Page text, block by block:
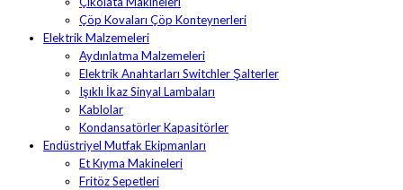
Çöp Kovaları Çöp Konteynerleri
Elektrik Malzemeleri
Aydınlatma Malzemeleri
Elektrik Anahtarları Switchler Şalterler
Işıklı İkaz Sinyal Lambaları
Kablolar
Kondansatörler Kapasitörler
Endüstriyel Mutfak Ekipmanları
Et Kıyma Makineleri
Fritöz Sepetleri